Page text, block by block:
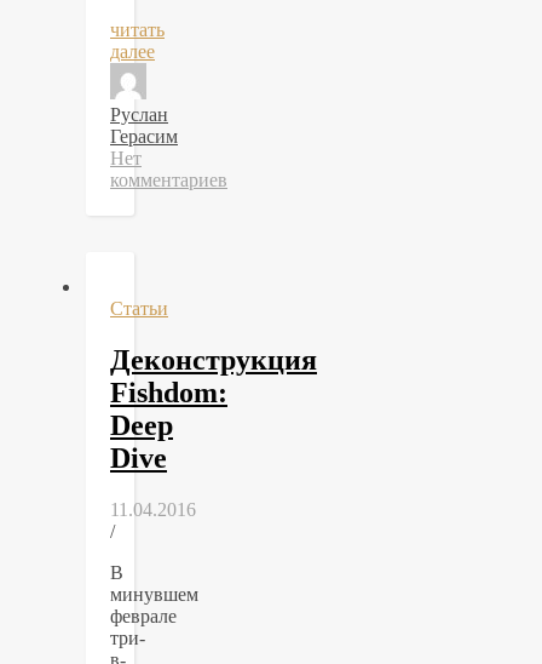
читать
далее
Руслан
Герасим
Нет
комментариев
Статьи
Деконструкция
Fishdom:
Deep
Dive
11.04.2016
/
В
минувшем
феврале
три-
в-